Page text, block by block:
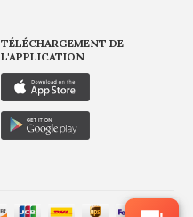
TÉLÉCHARGEMENT DE
L'APPLICATION